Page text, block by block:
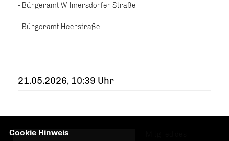
- Bürgeramt Wilmersdorfer Straße
- Bürgeramt Heerstraße
21.05.2026, 10:39 Uhr
Cookie Hinweis